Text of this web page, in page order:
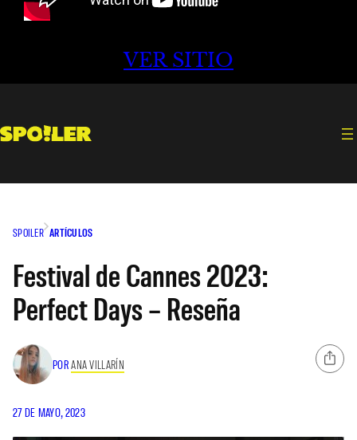
VER SITIO
SPOILER ARTÍCULOS
Festival de Cannes 2023:
Perfect Days – Reseña
PORANA VILLARÍN
27 DE MAYO, 2023